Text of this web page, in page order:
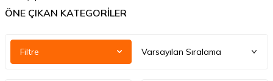
ÖNE ÇIKAN KATEGORİLER
Filtre